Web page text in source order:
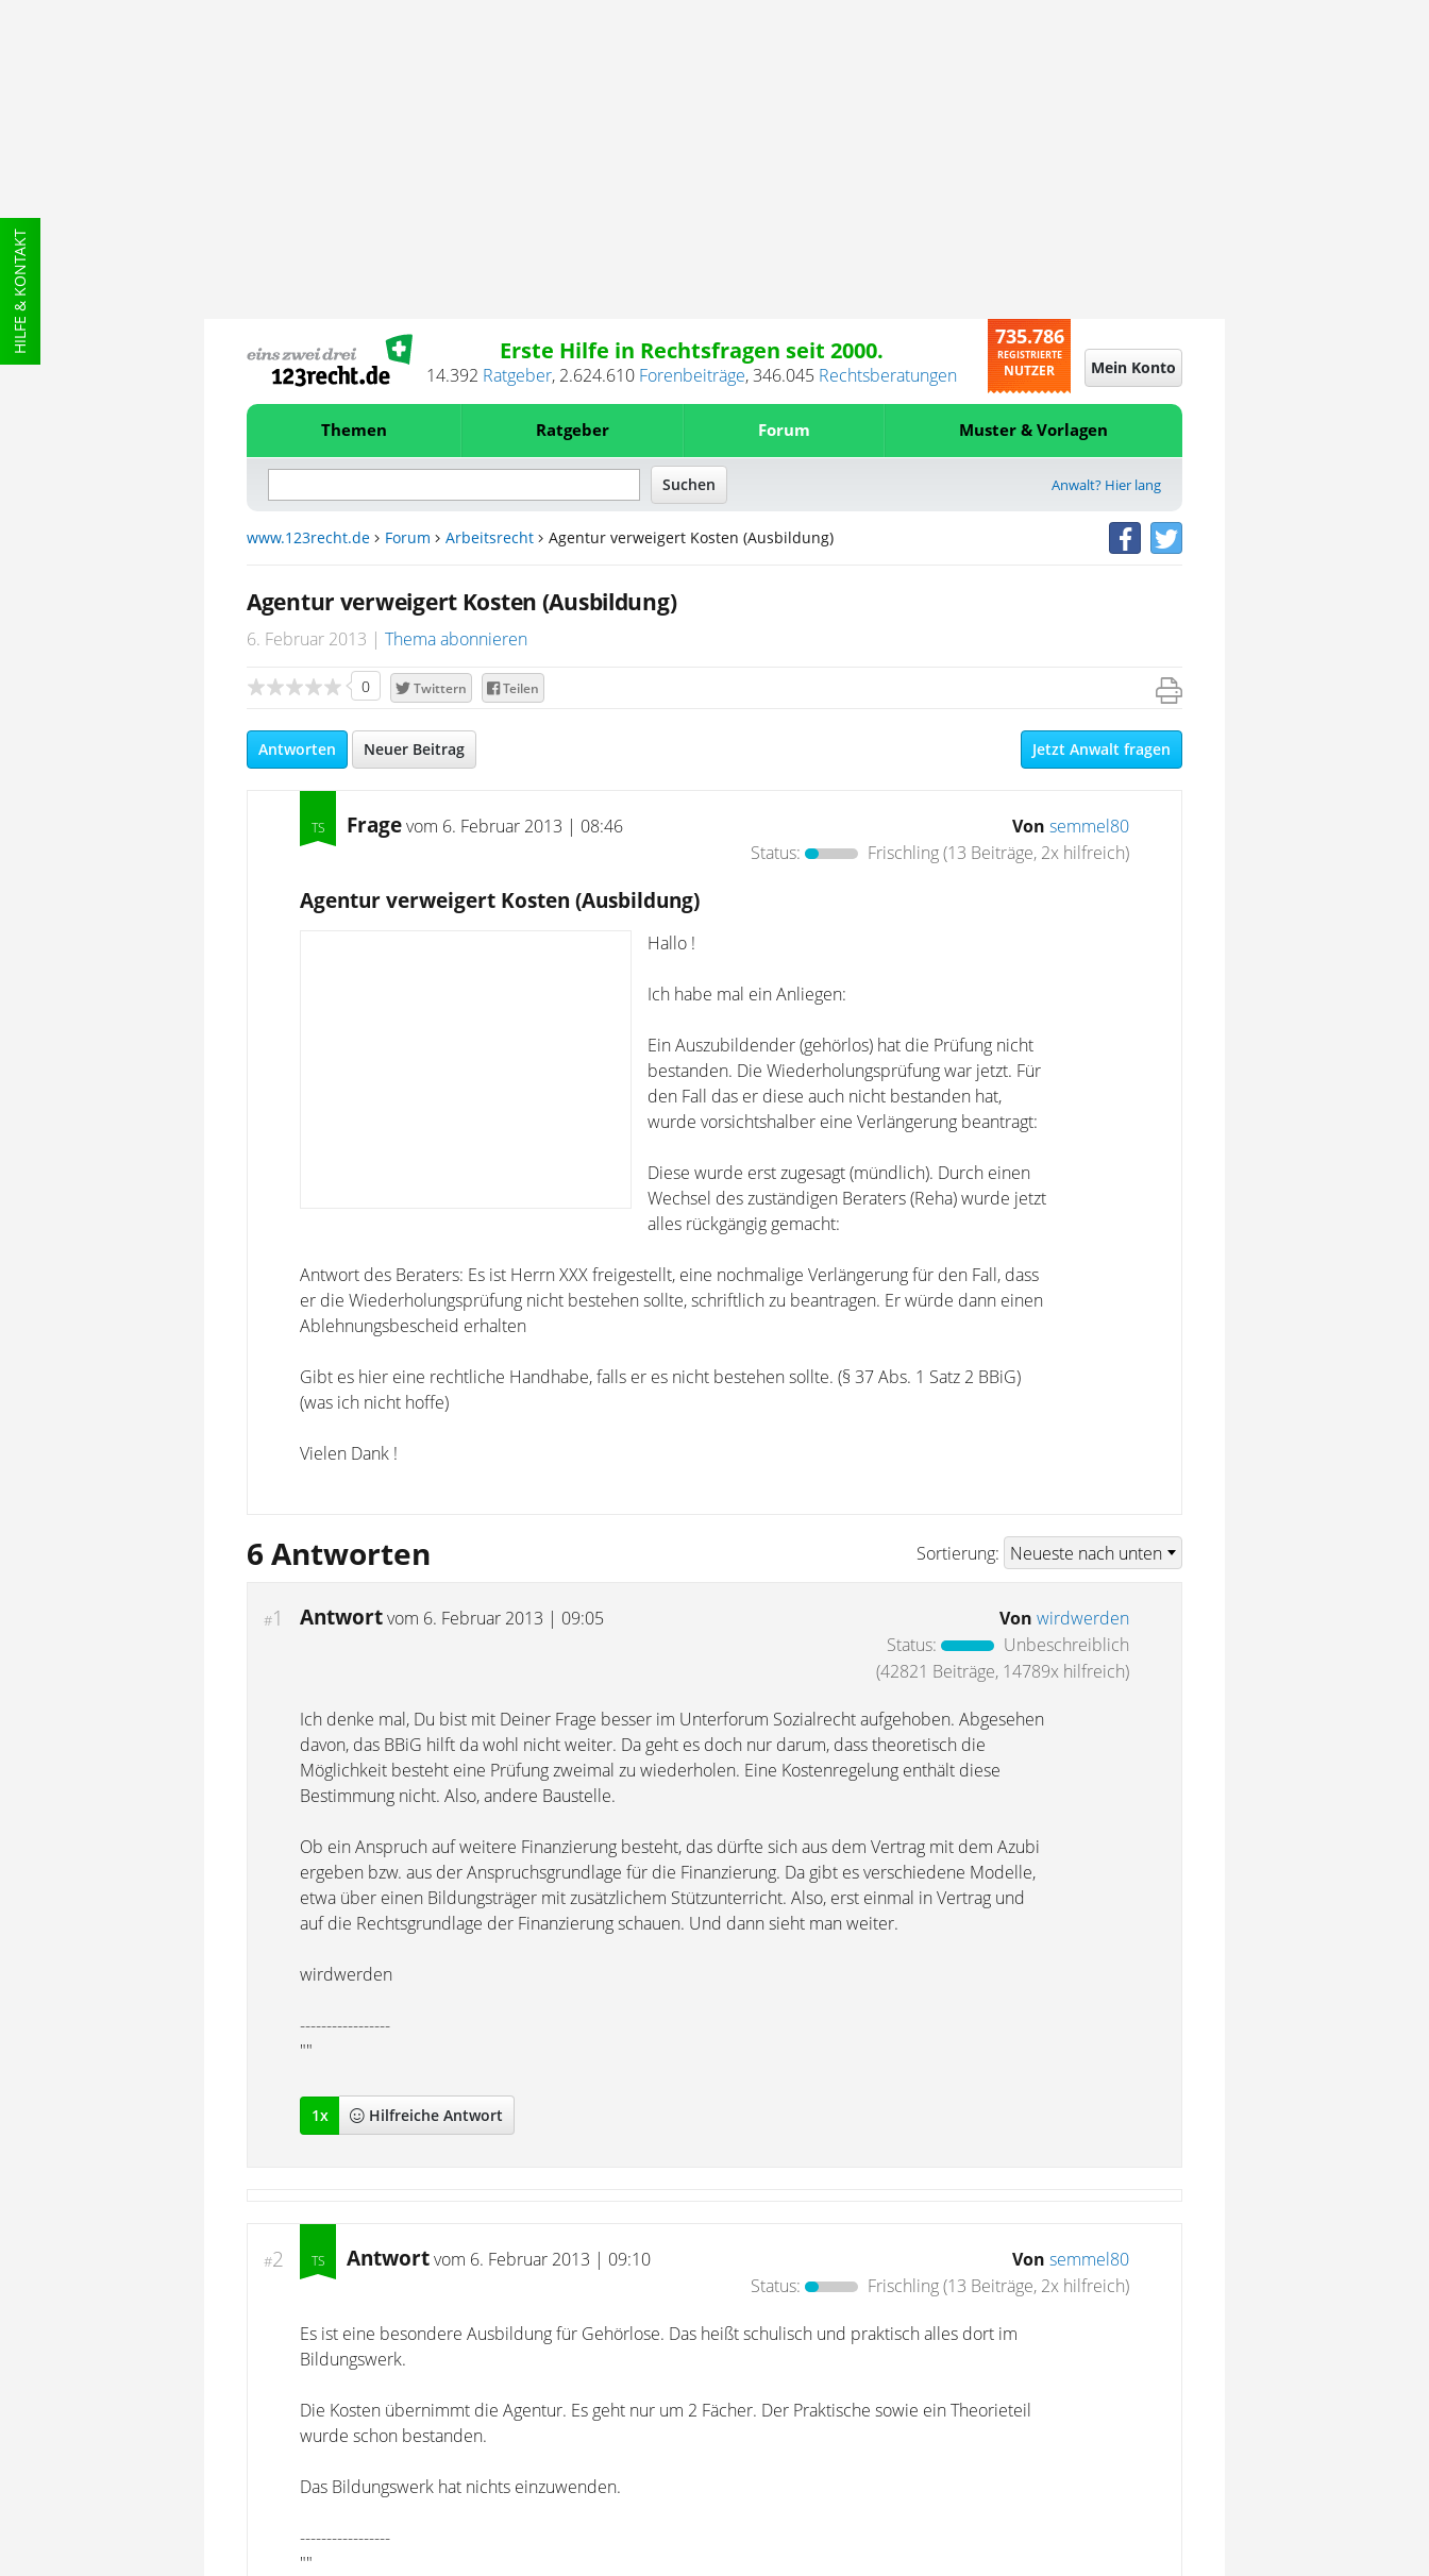
HILFE & KONTAKT Erste Hilfe in Rechtsfragen seit 2000.
14.392 Ratgeber, 2.624.610 Forenbeiträge,346.045 Rechtsberatungen
735.786
REGISTRIERTE
NUTZER Mein Konto
Themen Ratgeber Forum Muster & Vorlagen
Anwalt? Hier lang
www.123recht.de Forum Arbeitsrecht Agentur verweigert Kosten (Ausbildung)
Agentur verweigert Kosten (Ausbildung)
6. Februar 2013 Thema abonnieren
0 Twittern Teilen
Antworten Neuer Beitrag Jetzt Anwalt fragen
Fragevom 6. Februar 2013 | 08:46 Von semmel80
Status:
Frischling(13 Beiträge, 2x hilfreich)
Agentur verweigert Kosten (Ausbildung)
Hallo !
Ich habe mal ein Anliegen:
Ein Auszubildender (gehörlos) hat die Prüfung nicht
bestanden. Die Wiederholungsprüfung war jetzt. Für
den Fall das er diese auch nicht bestanden hat,
wurde vorsichtshalber eine Verlängerung beantragt:
Diese wurde erst zugesagt (mündlich). Durch einen
Wechsel des zuständigen Beraters (Reha) wurde jetzt
alles rückgängig gemacht:
Antwort des Beraters: Es ist Herrn XXX freigestellt, eine nochmalige Verlängerung für den Fall, dass
er die Wiederholungsprüfung nicht bestehen sollte, schriftlich zu beantragen. Er würde dann einen
Ablehnungsbescheid erhalten
Gibt es hier eine rechtliche Handhabe, falls er es nicht bestehen sollte. (§ 37 Abs. 1 Satz 2 BBiG)
(was ich nicht hoffe)
Vielen Dank !
6 Antworten Sortierung:
#1 Antwortvom 6. Februar 2013 | 09:05 Von wirdwerden
Status:
Unbeschreiblich
(42821 Beiträge, 14789x hilfreich)
Ich denke mal, Du bist mit Deiner Frage besser im Unterforum Sozialrecht aufgehoben. Abgesehen
davon, das BBiG hilft da wohl nicht weiter. Da geht es doch nur darum, dass theoretisch die
Möglichkeit besteht eine Prüfung zweimal zu wiederholen. Eine Kostenregelung enthält diese
Bestimmung nicht. Also, andere Baustelle.
Ob ein Anspruch auf weitere Finanzierung besteht, das dürfte sich aus dem Vertrag mit dem Azubi
ergeben bzw. aus der Anspruchsgrundlage für die Finanzierung. Da gibt es verschiedene Modelle,
etwa über einen Bildungsträger mit zusätzlichem Stützunterricht. Also, erst einmal in Vertrag und
auf die Rechtsgrundlage der Finanzierung schauen. Und dann sieht man weiter.
wirdwerden
-----------------
""
1x Hilfreiche Antwort
#2 Antwortvom 6. Februar 2013 | 09:10 Von semmel80
Status:
Frischling(13 Beiträge, 2x hilfreich)
Es ist eine besondere Ausbildung für Gehörlose. Das heißt schulisch und praktisch alles dort im
Bildungswerk.
Die Kosten übernimmt die Agentur. Es geht nur um 2 Fächer. Der Praktische sowie ein Theorieteil
wurde schon bestanden.
Das Bildungswerk hat nichts einzuwenden.
-----------------
""